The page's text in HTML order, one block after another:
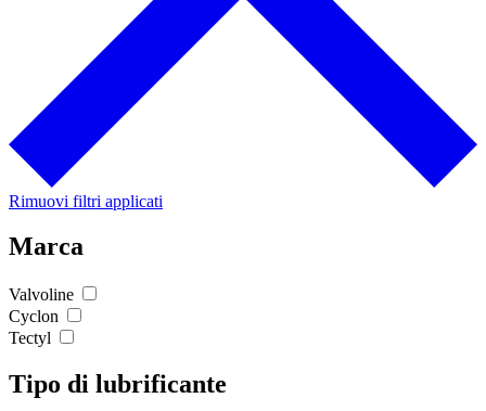
Rimuovi filtri applicati
Marca
Valvoline
Cyclon
Tectyl
Tipo di lubrificante